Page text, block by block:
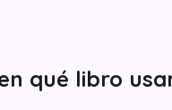
qué libro